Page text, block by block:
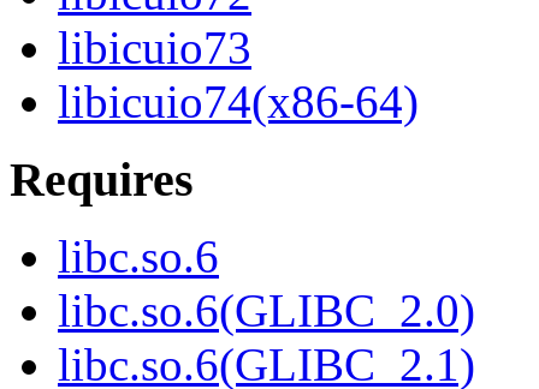
libicuio73
libicuio74(x86-64)
Requires
libc.so.6
libc.so.6(GLIBC_2.0)
libc.so.6(GLIBC_2.1)